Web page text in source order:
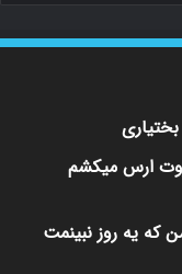
ارس میکشم
که یه روز نبینمت